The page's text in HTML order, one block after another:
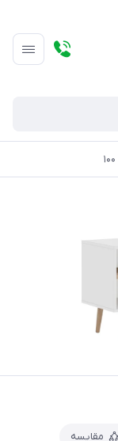
مقایسه